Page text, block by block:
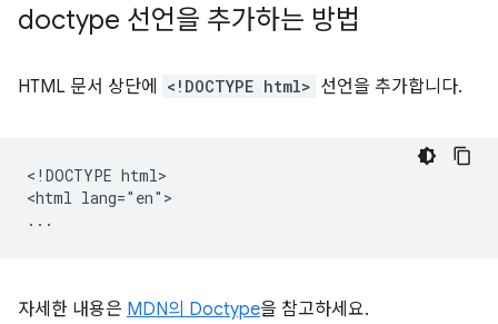
doctype 선언을 추가하는 방법
HTML 문서 상단에 <!DOCTYPE html> 선언을 추가합니다.
<!DOCTYPE html>
<html lang="en">
자세한 내용은 MDN의 Doctype을 참고하세요.